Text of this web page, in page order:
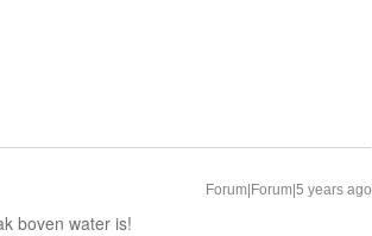
Forum|Forum|5 years ago
boven water is!